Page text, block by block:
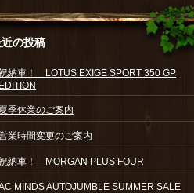
の投稿
納車！ LOTUS EXIGE SPORT 350 GP
季休業のご案内
業時間変更のご案内
納車！ MORGAN PLUS FOUR
MINDS AUTOJUMBLE SUMMER SALE